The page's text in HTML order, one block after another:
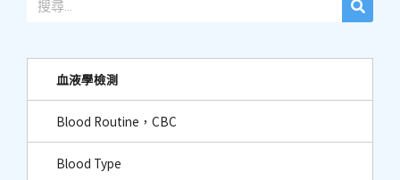
血液學檢測
Blood Routine，CBC
Blood Type